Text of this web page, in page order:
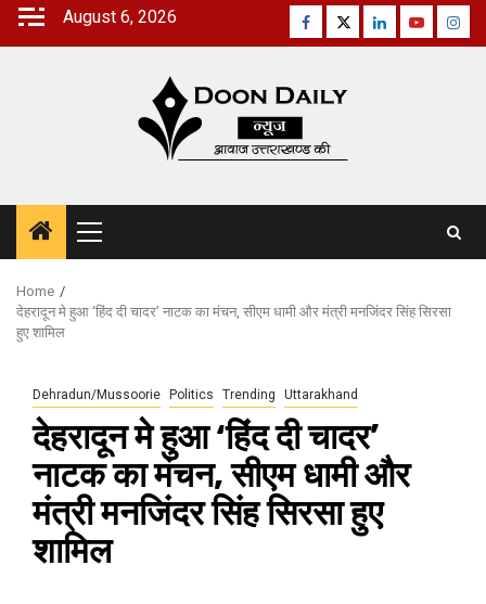
Skip
August 6, 2026 Facebook
TwitterLinkedinYoutube
Primary
Menu
Home
देहरादून मे हुआ ‘हिंद दी चादर’ नाटक का मंचन, सीएम धामी और मंत्री मनजिंदर सिंह सिरसा
हुए शामिल
Dehradun/Mussoorie Politics Trending Uttarakhand
देहरादून मे हुआ ‘हिंद दी चादर’
नाटक का मंचन, सीएम धामी और
मंत्री मनजिंदर सिंह सिरसा हुए
शामिल